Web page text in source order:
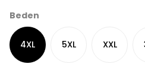
Beden
4XL 5XL XXL